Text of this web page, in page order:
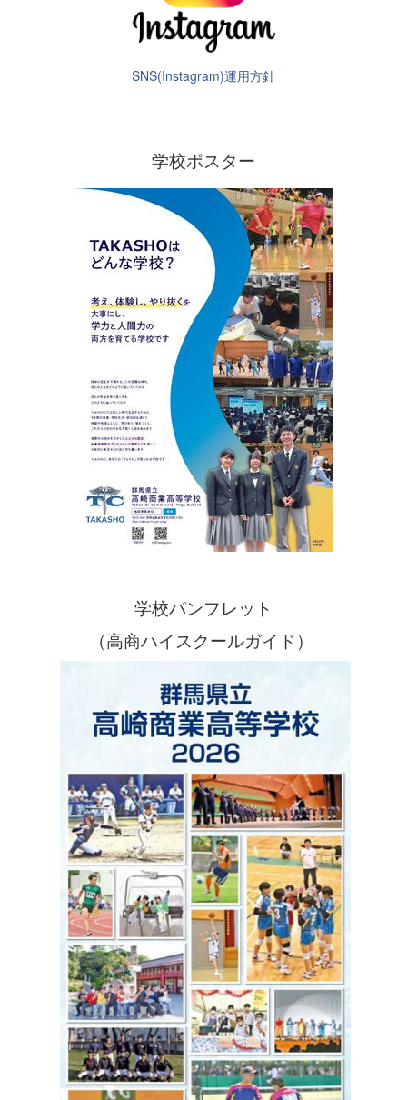
SNS(Instagram)運用方針
学校ポスター
学校パンフレット
（高商ハイスクールガイド）